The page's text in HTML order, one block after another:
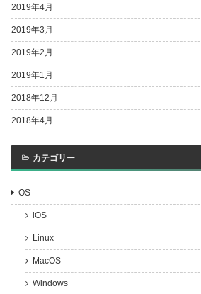
2019年4月
2019年3月
2019年2月
2019年1月
2018年12月
2018年4月
カテゴリー
OS
iOS
Linux
MacOS
Windows